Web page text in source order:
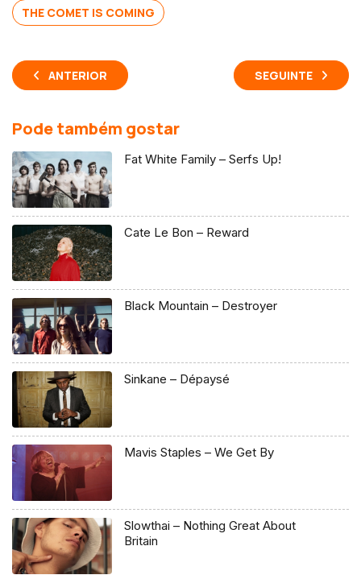
THE COMET IS COMING
ANTERIOR SEGUINTE
Pode também gostar
Fat White Family – Serfs Up!
Cate Le Bon – Reward
Black Mountain – Destroyer
Sinkane – Dépaysé
Mavis Staples – We Get By
Slowthai – Nothing Great About
Britain